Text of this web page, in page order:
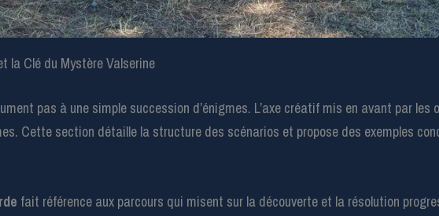
la Clé du Mystère Valserine
pas à une simple succession d’énigmes. L’axe créatif mis en avant par les
Cette section détaille la structure des scénarios et propose des exemples
fait référence aux parcours qui misent sur la découverte et la résolution